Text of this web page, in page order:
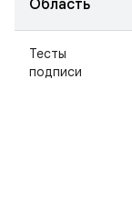
Область
Тесты
подписи